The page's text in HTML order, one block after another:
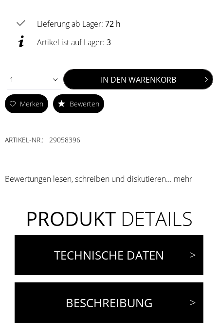
Lieferung ab Lager: 72 h
Artikel ist auf Lager: 3
1 IN DEN WARENKORB
Merken Bewerten
ARTIKEL-NR.: 29058396
Bewertungen lesen, schreiben und diskutieren... mehr
PRODUKTDETAILS
TECHNISCHE DATEN
BESCHREIBUNG